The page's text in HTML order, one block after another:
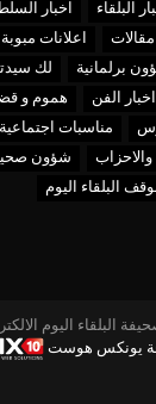
البلقاء اخبار
مقالات اعلانات مبوبة
برلمانية لك
اخبار الفن هموم و
مناسبات اجتماعية
والاحزاب
شؤون
البلقاء اليوم
اليوم
يونكس هوست